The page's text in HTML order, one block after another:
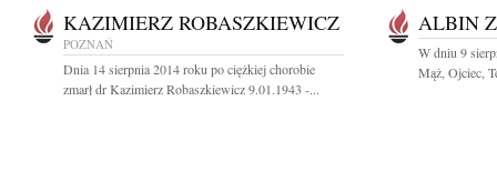
KAZIMIERZ ROBASZKIEWICZ
POZNAŃ
Dnia 14 sierpnia 2014 roku po ciężkiej chorobie
zmarł dr Kazimierz Robaszkiewicz 9.01.1943 -...
ALBIN
W dniu 9
Mąż, Ojciec,